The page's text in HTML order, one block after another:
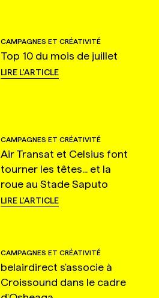
CAMPAGNES ET CRÉATIVITÉ
Top 10 du mois de juillet
LIRE L'ARTICLE
CAMPAGNES ET CRÉATIVITÉ
Air Transat et Celsius font
tourner les têtes... et la
roue au Stade Saputo
LIRE L'ARTICLE
CAMPAGNES ET CRÉATIVITÉ
belairdirect s'associe à
Croissound dans le cadre